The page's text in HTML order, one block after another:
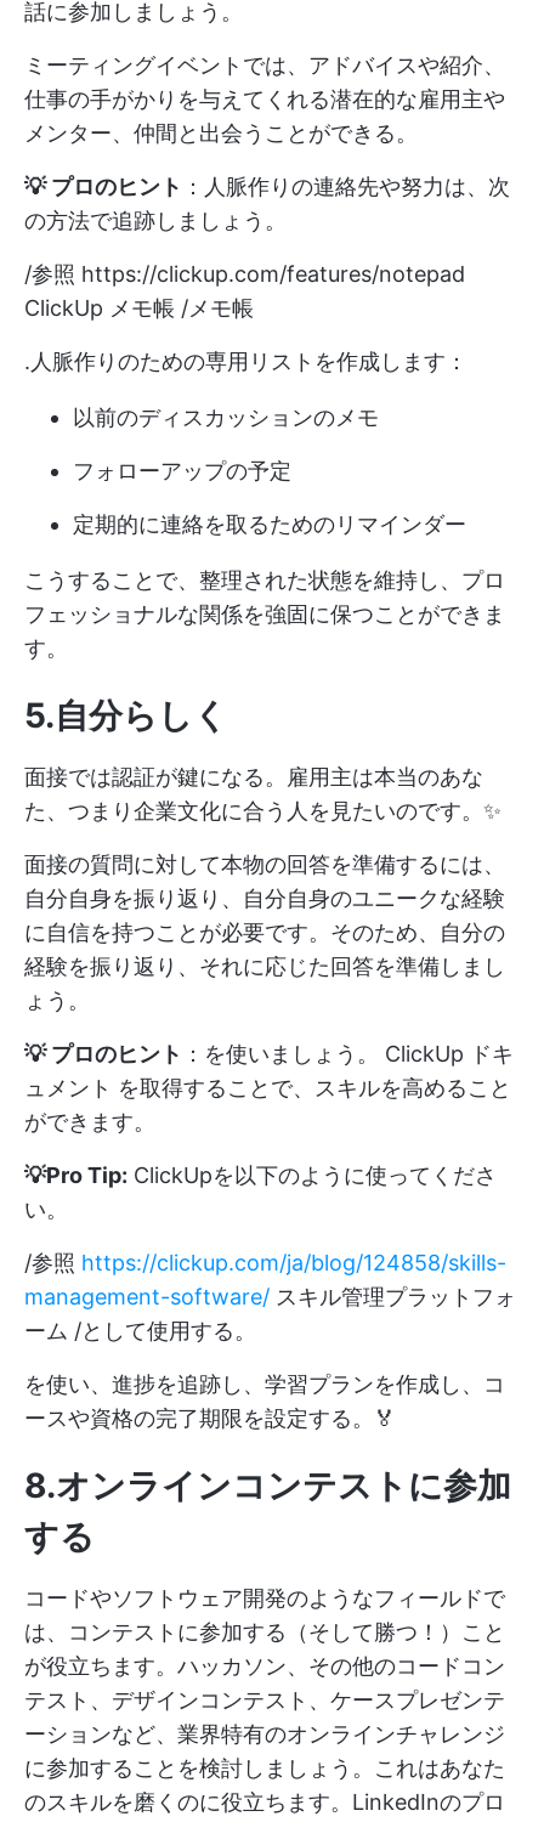
話に参加しましょう。
ミーティングイベントでは、アドバイスや紹介、
仕事の手がかりを与えてくれる潜在的な雇用主や
メンター、仲間と出会うことができる。
💡 プロのヒント ：人脈作りの連絡先や努力は、次
の方法で追跡しましょう。
/参照 https://clickup.com/features/notepad
ClickUp メモ帳 /メモ帳
.人脈作りのための専用リストを作成します：
以前のディスカッションのメモ
フォローアップの予定
定期的に連絡を取るためのリマインダー
こうすることで、整理された状態を維持し、プロ
フェッショナルな関係を強固に保つことができま
す。
5.自分らしく
面接では認証が鍵になる。雇用主は本当のあな
た、つまり企業文化に合う人を見たいのです。✨
面接の質問に対して本物の回答を準備するには、
自分自身を振り返り、自分自身のユニークな経験
に自信を持つことが必要です。そのため、自分の
経験を振り返り、それに応じた回答を準備しまし
ょう。
💡 プロのヒント ：を使いましょう。 ClickUp ドキ
ュメント を取得することで、スキルを高めること
ができます。
💡Pro Tip: ClickUpを以下のように使ってくださ
い。
/参照 https://clickup.com/ja/blog/124858/skills-
management-software/ スキル管理プラットフォ
ーム /として使用する。
を使い、進捗を追跡し、学習プランを作成し、コ
ースや資格の完了期限を設定する。🏅
8.オンラインコンテストに参加
する
コードやソフトウェア開発のようなフィールドで
は、コンテストに参加する（そして勝つ！）こと
が役立ちます。ハッカソン、その他のコードコン
テスト、デザインコンテスト、ケースプレゼンテ
ーションなど、業界特有のオンラインチャレンジ
に参加することを検討しましょう。これはあなた
のスキルを磨くのに役立ちます。LinkedInのプロ